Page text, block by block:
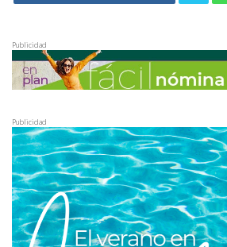
Publicidad
Publicidad